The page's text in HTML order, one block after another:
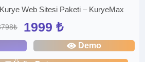
Web Sitesi Paketi – KuryeMax
1999 ₺
Demo